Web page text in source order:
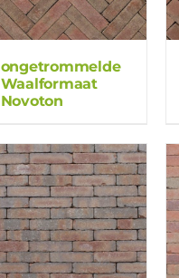
ongetrommelde
Waalformaat
Novoton